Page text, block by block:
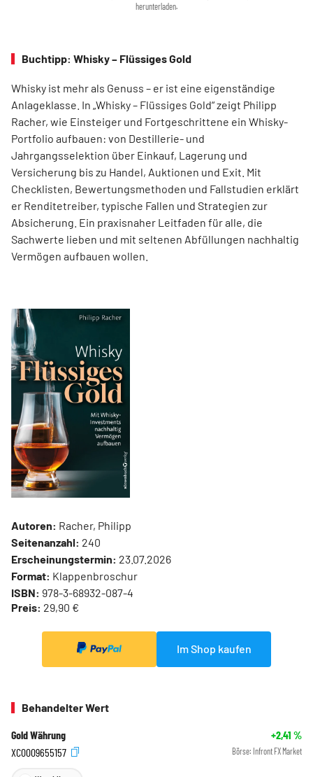
herunterladen.
Buchtipp: Whisky – Flüssiges Gold
Whisky ist mehr als Genuss – er ist eine eigenständige
Anlageklasse. In „Whisky – Flüssiges Gold“ zeigt Philipp
Racher, wie Einsteiger und Fortgeschrittene ein Whisky-
Portfolio aufbauen: von Destillerie- und
Jahrgangsselektion über Einkauf, Lagerung und
Versicherung bis zu Handel, Auktionen und Exit. Mit
Checklisten, Bewertungsmethoden und Fallstudien erklärt
er Renditetreiber, typische Fallen und Strategien zur
Absicherung. Ein praxisnaher Leitfaden für alle, die
Sachwerte lieben und mit seltenen Abfüllungen nachhaltig
Vermögen aufbauen wollen.
Autoren: Racher, Philipp
Seitenanzahl: 240
Erscheinungstermin: 23.07.2026
Format: Klappenbroschur
ISBN: 978-3-68932-087-4
Preis: 29,90 €
Im Shop kaufen
Behandelter Wert
Gold Währung +2,41 %
XC0009655157
Börse: Infront FX Market